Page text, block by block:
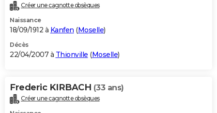
Créer une cagnotte obsèques
Naissance
18/09/1912 à Kanfen (Moselle)
Décès
22/04/2007 à Thionville (Moselle)
Frederic KIRBACH (33 ans)
Créer une cagnotte obsèques